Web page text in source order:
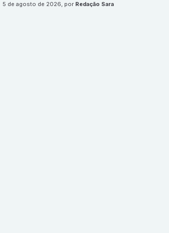
5 de agosto de 2026, por Redação Sara